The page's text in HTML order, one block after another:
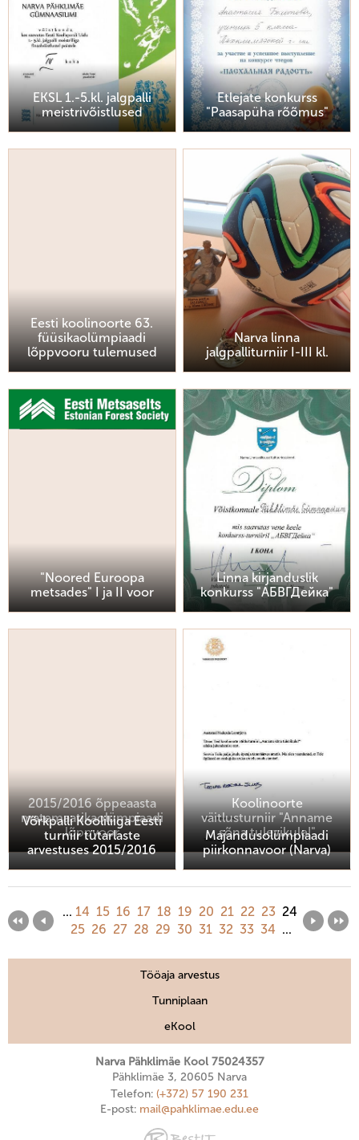
EKSL 1.-5.kl. jalgpalli
meistrivõistlused
Etlejate konkurss
"Paasapüha rõõmus"
Eesti koolinoorte 63.
füüsikaolümpiaadi
lõppvooru tulemused
Narva linna
jalgpalliturniir I-III kl.
"Noored Euroopa
metsades" I ja II voor
Linna kirjanduslik
konkurss "АБВГДейка"
2015/2016 õppeaasta
matemaatikaolümpiaadi
lõppvoor
Koolinoorte
väitlusturniir "Anname
sõna tulevikule!"
Võrkpalli Kooliliiga Eesti
turniir tütarlaste
arvestuses 2015/2016
Majandusolümpiaadi
piirkonnavoor (Narva)
... 14 15 16 17 18 19 20 21 22 23 24
25 26 27 28 29 30 31 32 33 34 ...
Tööaja arvestus
Tunniplaan
eKool
Narva Pähklimäe Kool 75024357
Pähklimäe 3, 20605 Narva
Telefon: (+372) 57 190 231
E-post: mail@pahklimae.edu.ee